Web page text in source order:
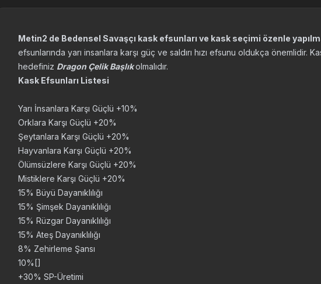
Metin2 de Bedensel Savaşçı kask efsunları ve kask seçimi özenle
efsunlarında yarı insanlara karşı güç ve saldırı hızı efsunu oldukça önemlidir.
hedefiniz Dragon Çelik Başlıkolmalıdır.
Kask Efsunları Listesi
Yarı İnsanlara Karşı Güçlü +10%
Orklara Karşı Güçlü +20%
Şeytanlara Karşı Güçlü +20%
Hayvanlara Karşı Güçlü +20%
Ölümsüzlere Karşı Güçlü +20%
Mistiklere Karşı Güçlü +20%
15% Büyü Dayanıklılığı
15% Şimşek Dayanıklılığı
15% Rüzgar Dayanıklılığı
15% Ateş Dayanıklılığı
8% Zehirleme Şansı
10%[]
+30% SP-Üretimi